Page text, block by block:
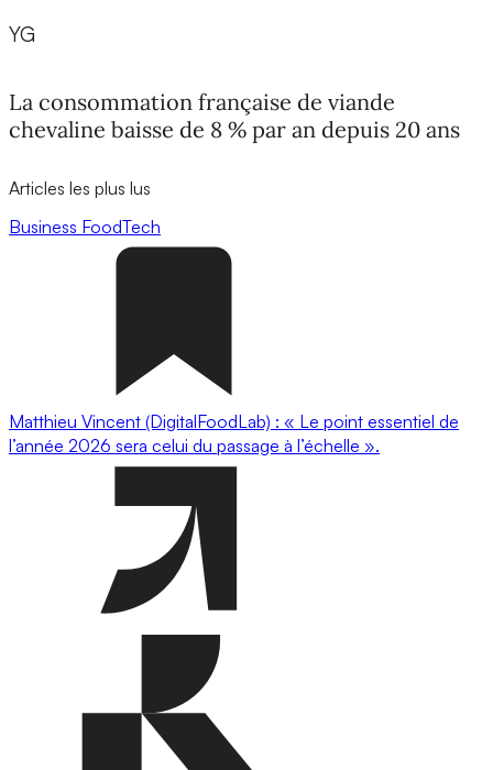
YG
La consommation française de viande
chevaline baisse de 8 % par an depuis 20 ans
Articles les plus lus
Business FoodTech
Matthieu Vincent (DigitalFoodLab) : « Le point essentiel de
l’année 2026 sera celui du passage à l’échelle ».